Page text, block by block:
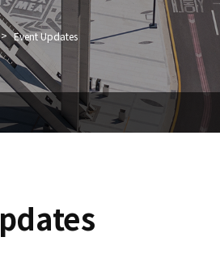
Event Updates